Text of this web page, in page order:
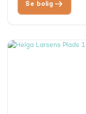
Se bolig